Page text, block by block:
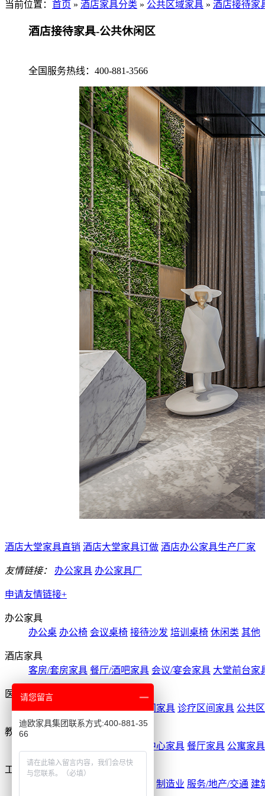
请您留言
迪欧家具集团联系方式:400-881-35
66
当前位置： 首页 » 酒店家具分类 » 公共区域家具 » 酒店接待家
酒店接待家具-公共休闲区
全国服务热线： 400-881-3566
酒店大堂家具直销 酒店大堂家具订做 酒店办公家具生产厂家
友情链接： 办公家具 办公家具厂
申请友情链接+
办公家具
办公桌 办公椅 会议桌椅 接待沙发 培训桌椅 休闲类 其他
酒店家具
客房/套房家具 餐厅/酒吧家具 会议/宴会家具 大堂前台家
医养家具
住院部家具 药房家具 医技空间家具 诊疗区间家具 公共
教育家具
行政中心家具 餐厅家具 公寓家具
工程案例
制造业 服务/地产/交通 建